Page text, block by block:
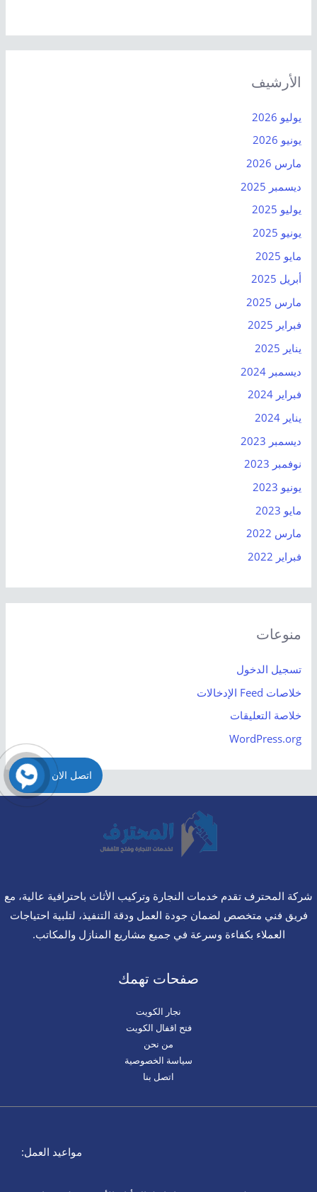
الأرشيف
يوليو 2026
يونيو 2026
مارس 2026
ديسمبر 2025
يوليو 2025
يونيو 2025
مايو 2025
أبريل 2025
مارس 2025
فبراير 2025
يناير 2025
ديسمبر 2024
فبراير 2024
يناير 2024
ديسمبر 2023
نوفمبر 2023
يونيو 2023
مايو 2023
مارس 2022
فبراير 2022
منوعات
تسجيل الدخول
خلاصات Feed الإدخالات
خلاصة التعليقات
WordPress.org
شركة المحترف تقدم خدمات النجارة وتركيب الأثاث باحترافية عالية، مع
فريق فني متخصص لضمان جودة العمل ودقة التنفيذ، لتلبية احتياجات
العملاء بكفاءة وسرعة في جميع مشاريع المنازل والمكاتب.
صفحات تهمك
نجار الكويت
فتح اقفال الكويت
من نحن
سياسة الخصوصية
اتصل بنا
مواعيد العمل:
اتصل الان